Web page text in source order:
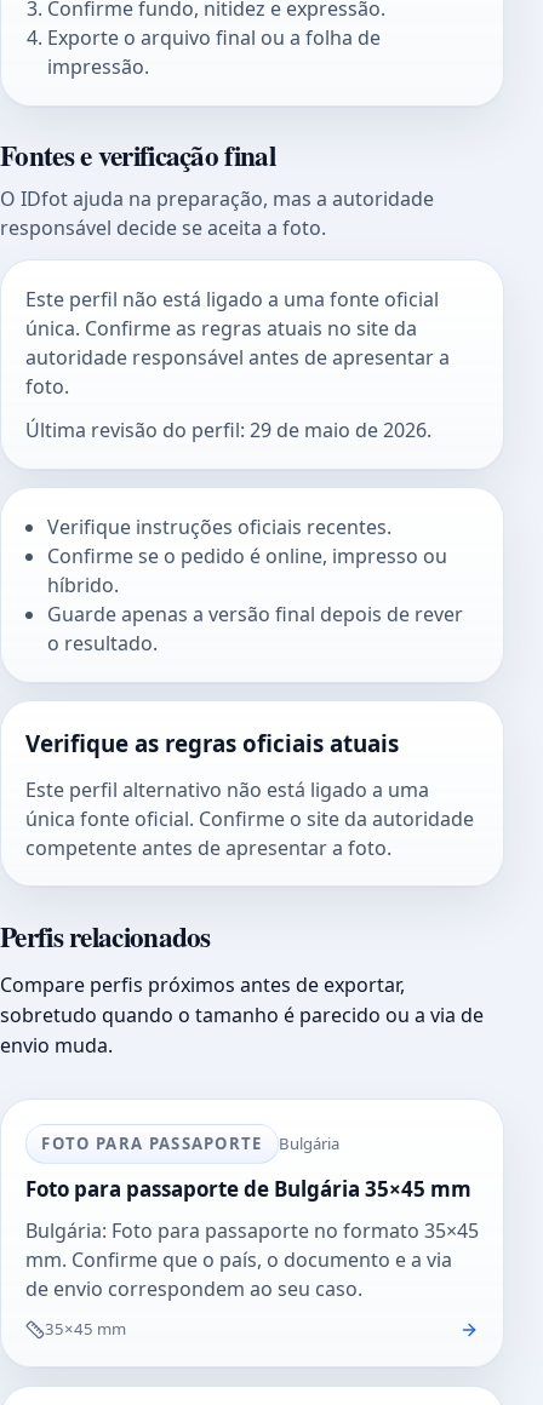
Confirme fundo, nitidez e expressão.
Exporte o arquivo final ou a folha de
impressão.
Fontes e verificação final
O IDfot ajuda na preparação, mas a autoridade
responsável decide se aceita a foto.
Este perfil não está ligado a uma fonte oficial
única. Confirme as regras atuais no site da
autoridade responsável antes de apresentar a
foto.
Última revisão do perfil: 29 de maio de 2026.
Verifique instruções oficiais recentes.
Confirme se o pedido é online, impresso ou
híbrido.
Guarde apenas a versão final depois de rever
o resultado.
Verifique as regras oficiais atuais
Este perfil alternativo não está ligado a uma
única fonte oficial. Confirme o site da autoridade
competente antes de apresentar a foto.
Perfis relacionados
Compare perfis próximos antes de exportar,
sobretudo quando o tamanho é parecido ou a via de
envio muda.
FOTO PARA PASSAPORTE Bulgária
Foto para passaporte de Bulgária 35×45 mm
Bulgária: Foto para passaporte no formato 35×45
mm. Confirme que o país, o documento e a via
de envio correspondem ao seu caso.
35×45 mm